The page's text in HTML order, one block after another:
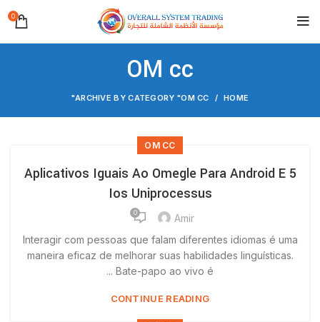
0
OM cc
HOME
ARCHIVE BY CATEGORY "OM CC"
OM CC
5 Aplicativos Iguais Ao Omegle Para Android E
Ios Uniprocessus
Amir
0
Interagir com pessoas que falam diferentes idiomas é uma
maneira eficaz de melhorar suas habilidades linguísticas.
Bate-papo ao vivo é ...
CONTINUE READING